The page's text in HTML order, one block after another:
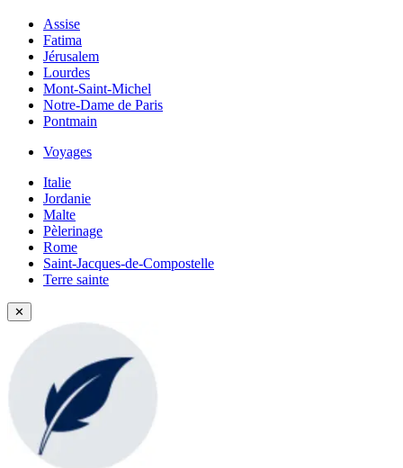
Assise
Fatima
Jérusalem
Lourdes
Mont-Saint-Michel
Notre-Dame de Paris
Pontmain
Voyages
Italie
Jordanie
Malte
Pèlerinage
Rome
Saint-Jacques-de-Compostelle
Terre sainte
✕